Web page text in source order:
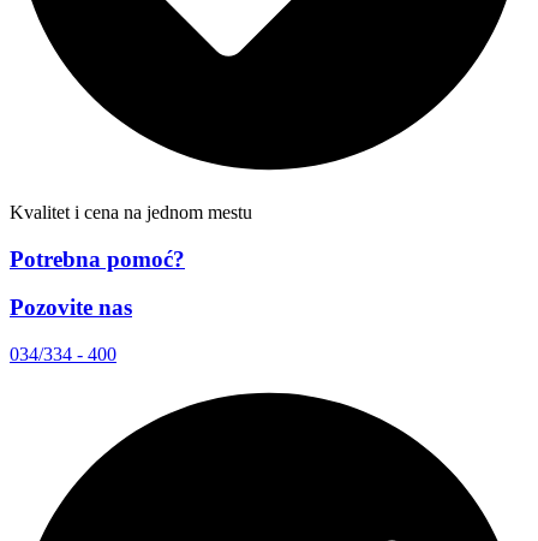
Kvalitet i cena na jednom mestu
Potrebna pomoć?
Pozovite nas
034/334 - 400